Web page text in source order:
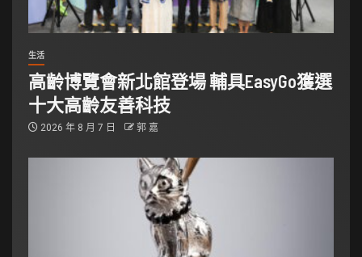
生活
高齡博覽會新北館登場 輔具EasyGo獲選
十大高齡友善科技
2026 年 8 月 7 日 郭 嘉